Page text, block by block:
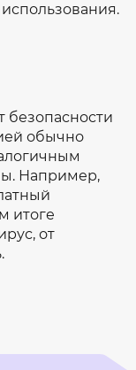
безопасности
обычно
Например,
итоге
от